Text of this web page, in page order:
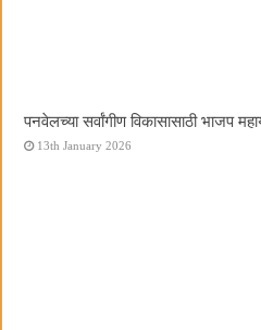
पनवेलच्या सर्वांगीण विकासासाठी भाजप
13th January 2026